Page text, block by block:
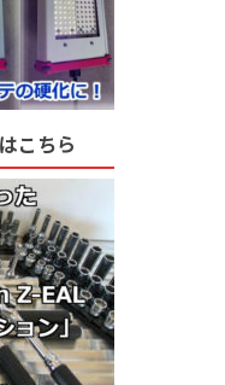
こちら